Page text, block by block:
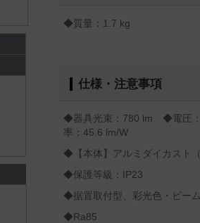
◆質量：1.7 kg
仕様・注意事項
◆器具光束：780 lm ◆電圧
率：45.6 lm/W
◆【本体】アルミダイカスト
◆保護等級：IP23
◆据置取付型、彩光色・ビー
◆Ra85